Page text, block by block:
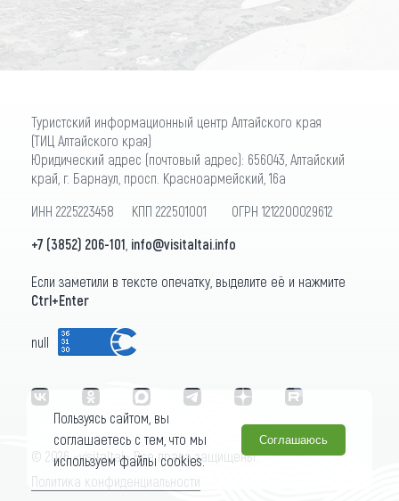
Туристский информационный центр Алтайского края
(ТИЦ Алтайского края)
Юридический адрес (почтовый адрес): 656043, Алтайский
край, г. Барнаул, просп. Красноармейский, 16а
ИНН 2225223458 КПП 222501001 ОГРН 1212200029612
+7 (3852) 206-101 info@visitaltai.info
Если заметили в тексте опечатку, выделите её и нажмите
Ctrl+Enter
null
© 2026 «visitaltai» Все права защищены.
Политика конфиденциальности
Пользуясь сайтом, вы
соглашаетесь с тем, что мы
используем файлы cookies.
Соглашаюсь